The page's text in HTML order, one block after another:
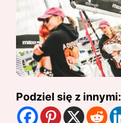
Podziel się z innymi: